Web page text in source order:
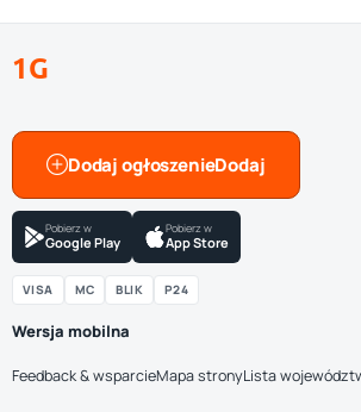
1G
Dodaj ogłoszenie
Pobierz w
Google Play
Pobierz w
App Store
VISA MC BLIK P24
Wersja mobilna
Feedback & wsparcieMapa stronyLista